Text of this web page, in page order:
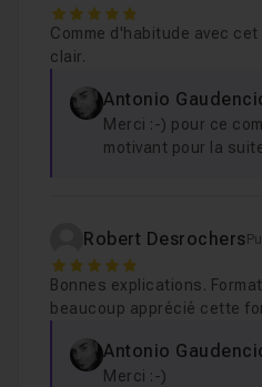
mon catalogue, Tutoriel "
votre reflex et vos Prises de
photos". Je reste disponible
pour répondre à vos
5
Comme d'habitude avec
clair.
Antonio
Merci :-) pour ce
motivant pour la
Robert Desrochers
5
Bonnes explications.
beaucoup apprécié cette
Antonio
Merci :-)